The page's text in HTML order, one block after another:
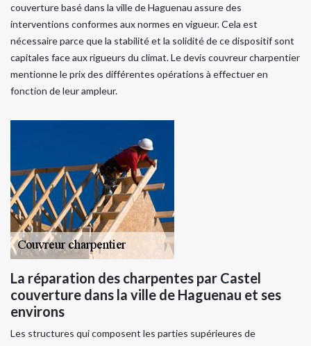
couverture basé dans la ville de Haguenau assure des
interventions conformes aux normes en vigueur. Cela est
nécessaire parce que la stabilité et la solidité de ce dispositif sont
capitales face aux rigueurs du climat. Le devis couvreur charpentier
mentionne le prix des différentes opérations à effectuer en
fonction de leur ampleur.
La réparation des charpentes par Castel
couverture dans la ville de Haguenau et ses
environs
Les structures qui composent les parties supérieures de